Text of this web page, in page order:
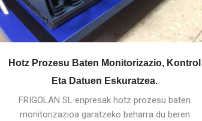
Hotz Prozesu Baten Monitorizazio, Kontrol
Eta Datuen Eskuratzea.
FRIGOLAN SL enpresak hotz prozesu baten
monitorizazioa garatzeko beharra du beren